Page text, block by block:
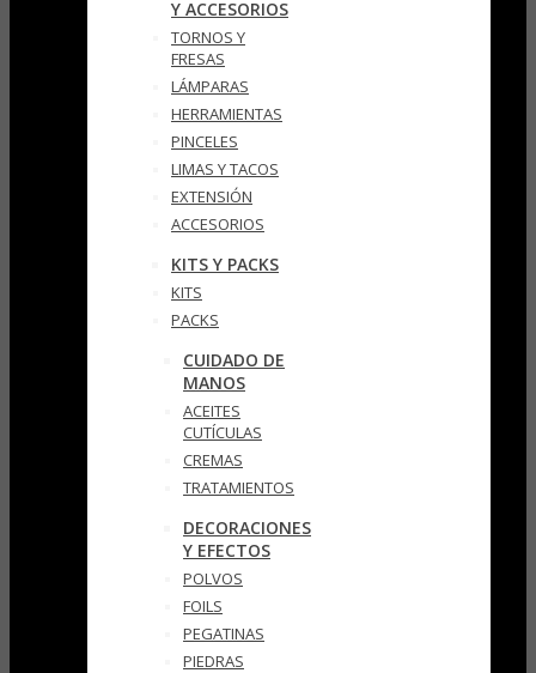
Y ACCESORIOS
TORNOS Y
FRESAS
LÁMPARAS
HERRAMIENTAS
PINCELES
LIMAS Y TACOS
EXTENSIÓN
ACCESORIOS
KITS Y PACKS
KITS
PACKS
CUIDADO DE
MANOS
ACEITES
CUTÍCULAS
CREMAS
TRATAMIENTOS
DECORACIONES
Y EFECTOS
POLVOS
FOILS
PEGATINAS
PIEDRAS